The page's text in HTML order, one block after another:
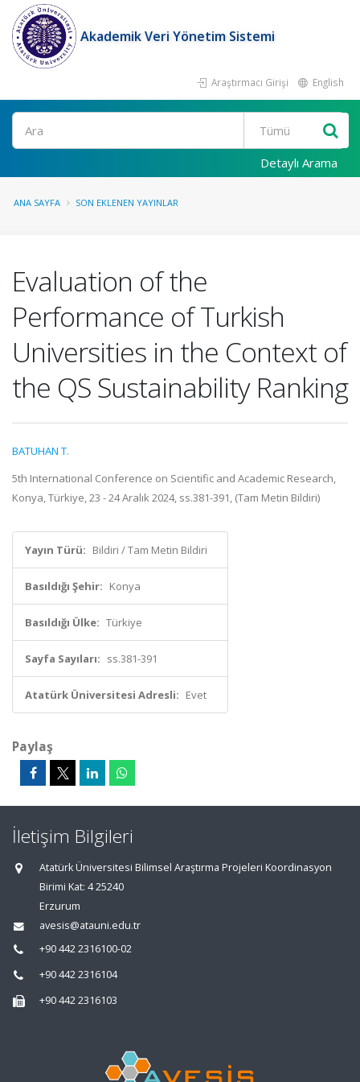
Akademik Veri Yönetim Sistemi
Araştırmacı Girişi English
Ara
Detaylı Arama
ANA SAYFA SON EKLENEN YAYINLAR
Evaluation of the
Performance of Turkish
Universities in the Context of
the QS Sustainability Ranking
BATUHAN T.
5th International Conference on Scientific and Academic Research,
Konya, Türkiye, 23 - 24 Aralık 2024, ss.381-391, (Tam Metin Bildiri)
Yayın Türü: Bildiri / Tam Metin Bildiri
Basıldığı Şehir: Konya
Basıldığı Ülke: Türkiye
Sayfa Sayıları: ss.381-391
Atatürk Üniversitesi Adresli: Evet
Paylaş
İletişim Bilgileri
Atatürk Üniversitesi Bilimsel Araştırma Projeleri Koordinasyon
Birimi Kat: 4 25240
Erzurum
avesis@atauni.edu.tr
+90 442 2316100-02
+90 442 2316104
+90 442 2316103